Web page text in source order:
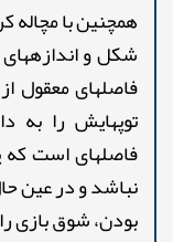
همچنین با مچاله
شکل و
فاصلهای معقول
توپهایش را به
فاصلهای است که
نباشد و در عین
بودن، شوق بازی